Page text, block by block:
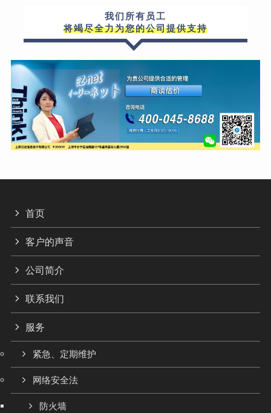
我们所有员工
将竭尽全力为您的公司提供支持
首页
客户的声音
公司简介
联系我们
服务
紧急、定期维护
网络安全法
防火墙